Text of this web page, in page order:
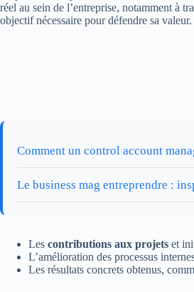
réel au sein de l’entreprise, notamment à
objectif nécessaire pour défendre sa
Comment un control account
Le business mag entreprendre :
Les contributions aux projets et
L’amélioration des processus
Les résultats concrets obtenus,